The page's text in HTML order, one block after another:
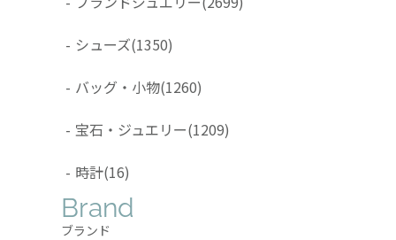
- シューズ(1350)
- バッグ・小物(1260)
- 宝石・ジュエリー(1209)
- 時計(16)
Brand
ブランド